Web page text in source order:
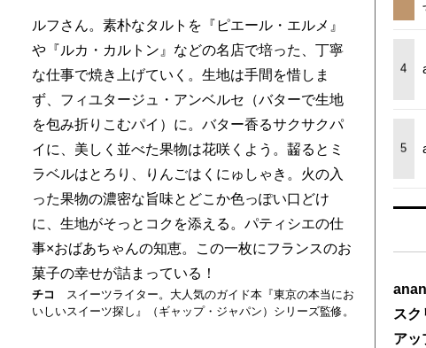
菓子の幸せが詰まっている！
チコ
スイーツライター。大人気のガイド本『東京の本当にお
いしいスイーツ探し』（ギャップ・ジャパン）シリーズ監修。
4
5
スク
アッ